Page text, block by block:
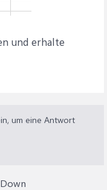
und erhalte
um eine Antwort